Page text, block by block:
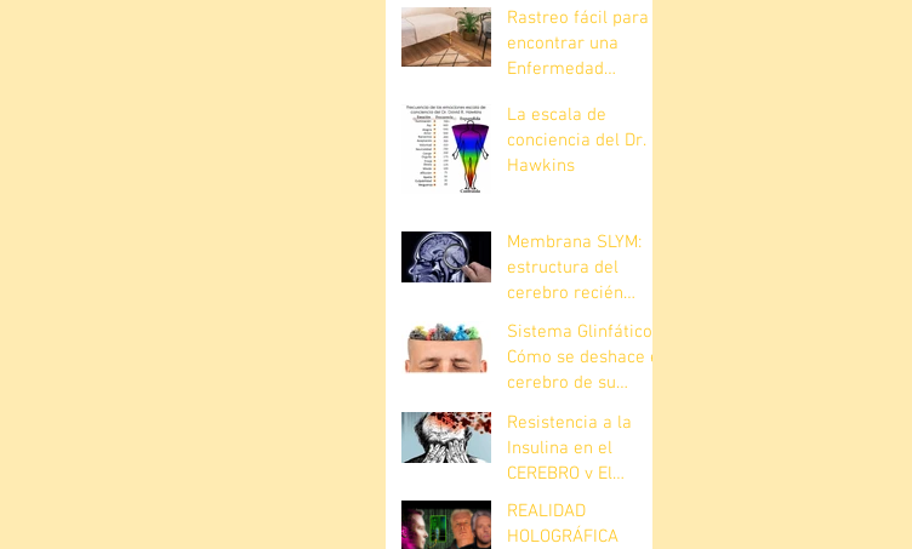
Rastreo fácil para
encontrar una
Enfermedad
La escala de
conciencia del Dr.
Hawkins
Membrana SLYM:
estructura del
cerebro recién
descubierta
Sistema Glinfático.
Cómo se deshace el
cerebro de su
Resistencia a la
Insulina en el
CEREBRO y El
Alzheimer
REALIDAD
HOLOGRÁFICA